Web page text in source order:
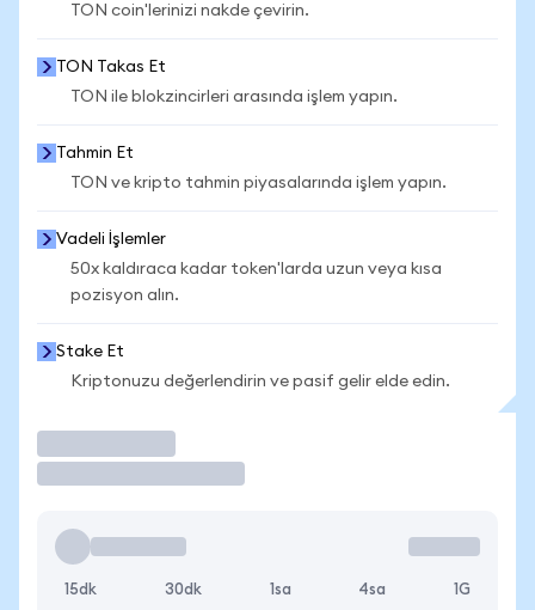
TON coin'lerinizi nakde çevirin.
TON Takas Et
TON ile blokzincirleri arasında işlem yapın.
Tahmin Et
TON ve kripto tahmin piyasalarında işlem yapın.
Vadeli İşlemler
50x kaldıraca kadar token'larda uzun veya kısa
pozisyon alın.
Stake Et
Kriptonuzu değerlendirin ve pasif gelir elde edin.
15dk 30dk 1sa 4sa 1G